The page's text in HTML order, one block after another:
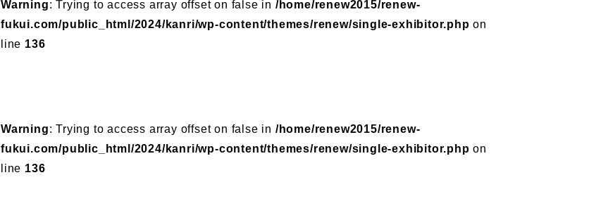
Warning: Trying to access array offset on false in /home/renew2015/renew-
fukui.com/public_html/2024/kanri/wp-content/themes/renew/single-exhibitor.php on
line 136
Warning: Trying to access array offset on false in /home/renew2015/renew-
fukui.com/public_html/2024/kanri/wp-content/themes/renew/single-exhibitor.php on
line 136